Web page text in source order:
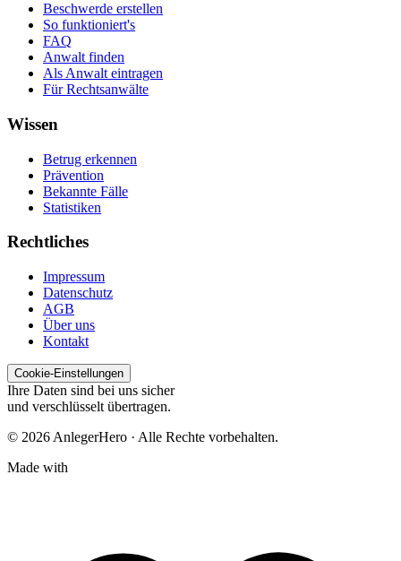
Beschwerde erstellen
So funktioniert's
FAQ
Anwalt finden
Als Anwalt eintragen
Für Rechtsanwälte
Wissen
Betrug erkennen
Prävention
Bekannte Fälle
Statistiken
Rechtliches
Impressum
Datenschutz
AGB
Über uns
Kontakt
Cookie-Einstellungen
Ihre Daten sind bei uns sicher
und verschlüsselt übertragen.
© 2026 AnlegerHero · Alle Rechte vorbehalten.
Made with